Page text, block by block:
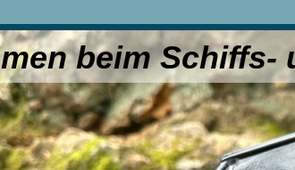
beim Schiffs-